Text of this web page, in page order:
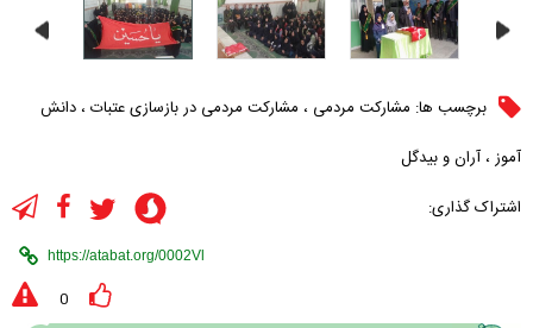
برچسب ها: مشارکت مردمی ، مشارکت مردمی در بازسازی عتبات ، دانش
آموز ، آران و بیدگل
اشتراک گذاری:
0